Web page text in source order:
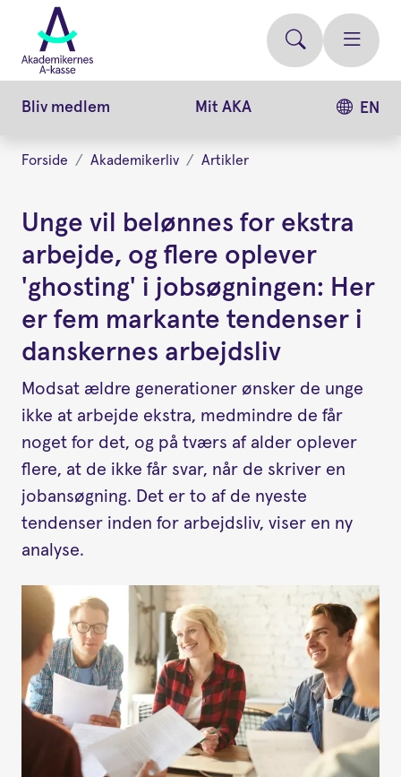
videre
hovedindhold
Bliv medlem Mit AKA EN
Forside Akademikerliv Artikler
Unge vil belønnes for ekstra
arbejde, og flere oplever
'ghosting' i jobsøgningen: Her
er fem markante tendenser i
danskernes arbejdsliv
Modsat ældre generationer ønsker de unge
ikke at arbejde ekstra, medmindre de får
noget for det, og på tværs af alder oplever
flere, at de ikke får svar, når de skriver en
jobansøgning. Det er to af de nyeste
tendenser inden for arbejdsliv, viser en ny
analyse.